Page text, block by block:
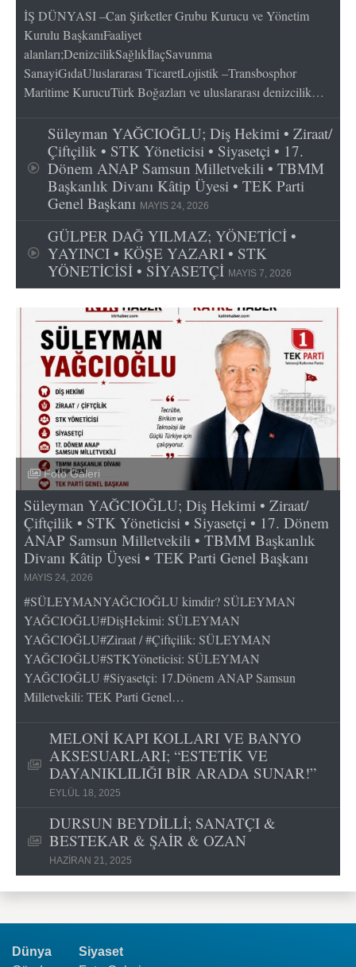
İŞ DÜNYASI –Can Şirketler Grubu Kurucu ve Yönetim
Kurulu BaşkanıFaaliyet
alanları;DenizcilikSağlıkİlaçSavunma
SanayiGıdaUluslararası TicaretLojistik –Transbosphor
Maritime KurucuTürk Boğazları ve uluslararası denizcilik…
Süleyman YAĞCIOĞLU; Diş Hekimi • Ziraat/
Çiftçilik • STK Yöneticisi • Siyasetçi • 17.
Dönem ANAP Samsun Milletvekili • TBMM
Başkanlık Divanı Kâtip Üyesi • TEK Parti
Genel Başkanı MAYIS 24, 2026
GÜLPER DAĞ YILMAZ; YÖNETİCİ •
YAYINCI • KÖŞE YAZARI • STK
YÖNETİCİSİ • SİYASETÇİ MAYIS 7, 2026
Foto Galeri
Süleyman YAĞCIOĞLU; Diş Hekimi • Ziraat/
Çiftçilik • STK Yöneticisi • Siyasetçi • 17. Dönem
ANAP Samsun Milletvekili • TBMM Başkanlık
Divanı Kâtip Üyesi • TEK Parti Genel Başkanı
MAYIS 24, 2026
#SÜLEYMANYAĞCIOĞLU kimdir? SÜLEYMAN
YAĞCIOĞLU#DişHekimi: SÜLEYMAN
YAĞCIOĞLU#Ziraat / #Çiftçilik: SÜLEYMAN
YAĞCIOĞLU#STKYöneticisi: SÜLEYMAN
YAĞCIOĞLU #Siyasetçi: 17.Dönem ANAP Samsun
Milletvekili: TEK Parti Genel…
MELONİ KAPI KOLLARI VE BANYO
AKSESUARLARI; “ESTETİK VE
DAYANIKLILIĞI BİR ARADA SUNAR!”
EYLÜL 18, 2025
DURSUN BEYDİLLİ; SANATÇI &
BESTEKAR & ŞAİR & OZAN
HAZIRAN 21, 2025
Dünya
Siyaset